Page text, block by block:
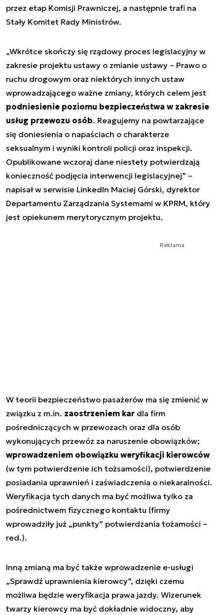
przez etap Komisji Prawniczej, a następnie trafi na
Stały Komitet Rady Ministrów.
„Wkrótce skończy się rządowy proces legislacyjny w
zakresie projektu ustawy o zmianie ustawy – Prawo o
ruchu drogowym oraz niektórych innych ustaw
wprowadzającego ważne zmiany, których celem jest
podniesienie poziomu bezpieczeństwa w zakresie
usług przewozu osób. Reagujemy na powtarzające
się doniesienia o napaściach o charakterze
seksualnym i wyniki kontroli policji oraz inspekcji.
Opublikowane wczoraj dane niestety potwierdzają
konieczność podjęcia interwencji legislacyjnej” –
napisał w serwisie LinkedIn Maciej Górski, dyrektor
Departamentu Zarządzania Systemami w KPRM, który
jest opiekunem merytorycznym projektu.
Reklama
W teorii bezpieczeństwo pasażerów ma się zmienić w
związku z m.in. zaostrzeniem kar dla firm
pośredniczących w przewozach oraz dla osób
wykonujących przewóz za naruszenie obowiązków;
wprowadzeniem obowiązku weryfikacji kierowców
(w tym potwierdzenie ich tożsamości), potwierdzenie
posiadania uprawnień i zaświadczenia o niekaralności.
Weryfikacja tych danych ma być możliwa tylko za
pośrednictwem fizycznego kontaktu (firmy
wprowadziły już „punkty” potwierdzania tożamości –
red.).
Inną zmianą ma być także wprowadzenie e-usługi
„Sprawdź uprawnienia kierowcy”, dzięki czemu
możliwa będzie weryfikacja prawa jazdy. Wizerunek
twarzy kierowcy ma być dokładnie widoczny, aby